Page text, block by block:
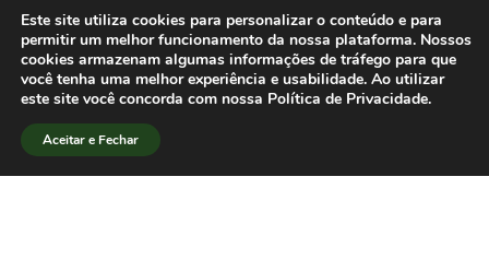
Pesquisa em Jornalismo. Outras
informações podem ser conferidas no
site da SBPJor ou diretamente pelo e-m
ail do Prêmio
(pagf2008@yahoo.com.br
Este site utiliza cookies para personalizar o conteúdo e para
permitir um melhor funcionamento da nossa plataforma. Nossos
cookies armazenam algumas informações de tráfego para que
você tenha uma melhor experiência e usabilidade. Ao utilizar
este site você concorda com nossa Política de Privacidade.
Aceitar e Fechar